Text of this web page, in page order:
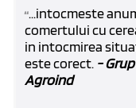
“...intocmeste
comertului cu
in intocmirea
este corect. -
Agroind